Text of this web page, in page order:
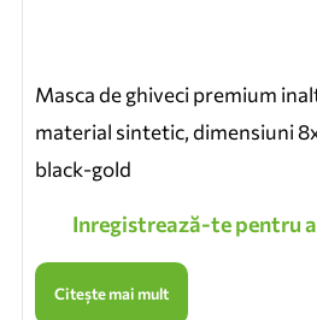
Masca de ghiveci premium
material sintetic, dimensiuni
black-gold
Inregistrează-te pentru
Citește mai mult